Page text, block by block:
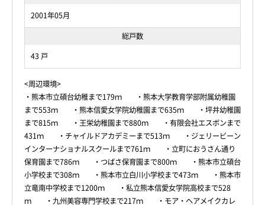
2001年05月
総戸数
43 戸
<周辺環境>
・熊本市立碩台幼稚まで179ｍ ・熊本大学教育学部附属幼稚園
まで553ｍ ・熊本信愛女学院幼稚園まで635ｍ ・坪井幼稚園
まで815ｍ ・王栄幼稚園まで880ｍ ・有限会社エスボンまで
431ｍ ・チャイルドアカデミーまで513ｍ ・ジェリービーン
インターナショナルスクールまで761ｍ ・立町におうさん通り
保育園まで786ｍ ・つばさ保育園まで800ｍ ・熊本市立碩台
小学校まで308ｍ ・熊本市立白川小学校まで473ｍ ・熊本市
立竜南中学校まで1200ｍ ・私立熊本信愛女学院高校まで528
ｍ ・九州美容専門学校まで217ｍ ・モア・ヘアメイクカレ